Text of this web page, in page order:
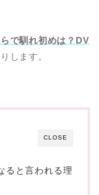
で馴れ初めは？DV
します。
CLOSE
ると言われる理